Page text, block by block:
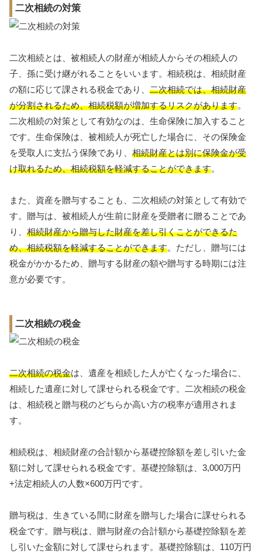
二次相続の対策
二次相続とは、被相続人の財産が相続人からその相続人の
子、孫に受け継がれることをいいます。相続税は、相続財産
の額に応じて課される税金であり、 二次相続では、相続財産
が分割されるため、相続税額が増加するリスクがあります。
二次相続の対策として有効なのは、生命保険に加入すること
です。生命保険は、被相続人が死亡した場合に、その保険金
を受取人に支払う保険であり、 相続財産とは別に保険金が受
け取れるため、相続税額を軽減することができます。
また、資産を贈与することも、二次相続の対策として有効で
す。贈与は、被相続人が生前に財産を受贈者に贈ることであ
り、 相続財産から贈与した財産を差し引くことができるた
め、相続税額を軽減することができます。ただし、贈与には
税金がかかるため、贈与する財産の額や贈与する時期には注
意が必要です。
二次相続の税金
二次相続の税金は、遺産を相続した人が亡くなった場合に、
相続した遺産に対して課せられる税金です。二次相続の税金
は、相続税と贈与税のどちらか高い方の税率が適用されま
す。
相続税は、相続財産の合計額から基礎控除額を差し引いた金
額に対して課せられる税金です。基礎控除額は、3,000万円
+法定相続人の人数×600万円です。
贈与税は、生きている間に財産を贈与した場合に課せられる
税金です。贈与税は、贈与財産の合計額から基礎控除額を差
し引いた金額に対して課せられます。基礎控除額は、110万円